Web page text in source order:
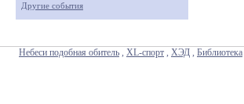
Другие события
Небеси подобная обитель , XL-спорт , ХЭД , Библиотека